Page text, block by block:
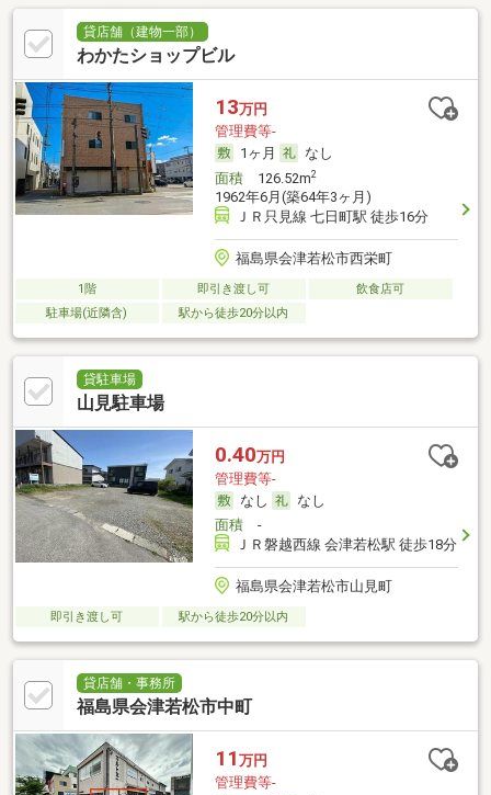
貸店舗（建物一部）
わかたショップビル
13万円
管理費等-
1ヶ月
なし
面積126.52m2
1962年6月(築64年3ヶ月)
ＪＲ只見線 七日町駅 徒歩16分
福島県会津若松市西栄町
1階 即引き渡し可
飲食店可
駐車場(近隣含)
駅から徒歩20分以内
貸駐車場
山見駐車場
0.40万円
管理費等-
なし
なし
面積-
ＪＲ磐越西線 会津若松駅 徒歩18分
福島県会津若松市山見町
即引き渡し可 駅から徒歩20分以内
貸店舗・事務所
福島県会津若松市中町
11 万円
管理費等-